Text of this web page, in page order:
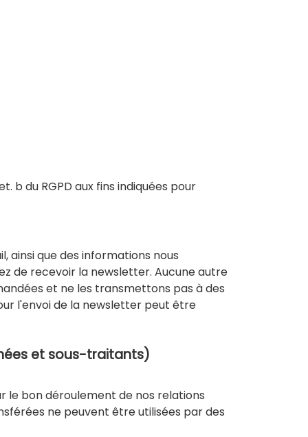
b du RGPD aux fins indiquées pour
ainsi que des informations nous
de recevoir la newsletter. Aucune autre
et ne les transmettons pas à des
l'envoi de la newsletter peut être
et sous-traitants)
le bon déroulement de nos relations
ne peuvent être utilisées par des